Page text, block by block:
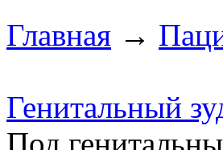
Главная →
Генитальный
Под